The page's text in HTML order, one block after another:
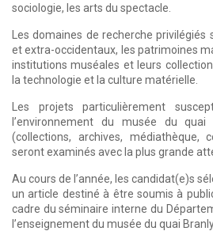
sociologie, les arts du spectacle.
Les domaines de recherche
et extra-occidentaux, les patrimoines
institutions muséales et leurs
la technologie et la culture matérielle.
Les projets particulièrement
l’environnement du musée du
(collections, archives, médiathèque,
seront examinés avec la plus grande
Au cours de l’année, les candidat(e)s
un article destiné à être soumis à
cadre du séminaire interne du
l’enseignement du musée du quai